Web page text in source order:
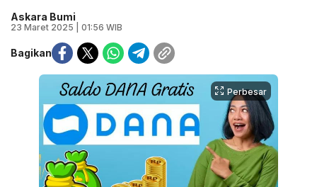
Askara Bumi
23 Maret 2025 | 01:56 WIB
Bagikan
Perbesar